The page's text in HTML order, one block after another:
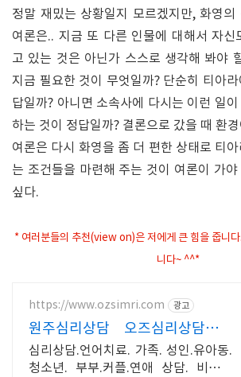
정말 재밌는 상황일지 모르겠지만, 화영의
여론은.. 지금 또 다른 인물에 대해서 자신
고 있는 것은 아닌가 스스로 생각해 봐야
지금 필요한 것이 무엇일까? 단순히 티아
답일까? 아니면 소속사에 다시는 이런 일
하는 것이 정답일까? 결론으로 갔을 때 환
여론은 다시 화영을 좀 더 편한 상태로 티
는 조건들을 마련해 주는 것이 여론이 가
싶다.
* 여러분들의 추천(view on)은 저에게 큰 힘을 줍니
니다~ ^^*
https://www.ozsimri.com 광고
원주심리상담 오즈심리상담센터
원주심리상담
심리상담.언어치료. 가족. 성인.유아동.
청소년. 부부.커플.연애 상담. 비밀보